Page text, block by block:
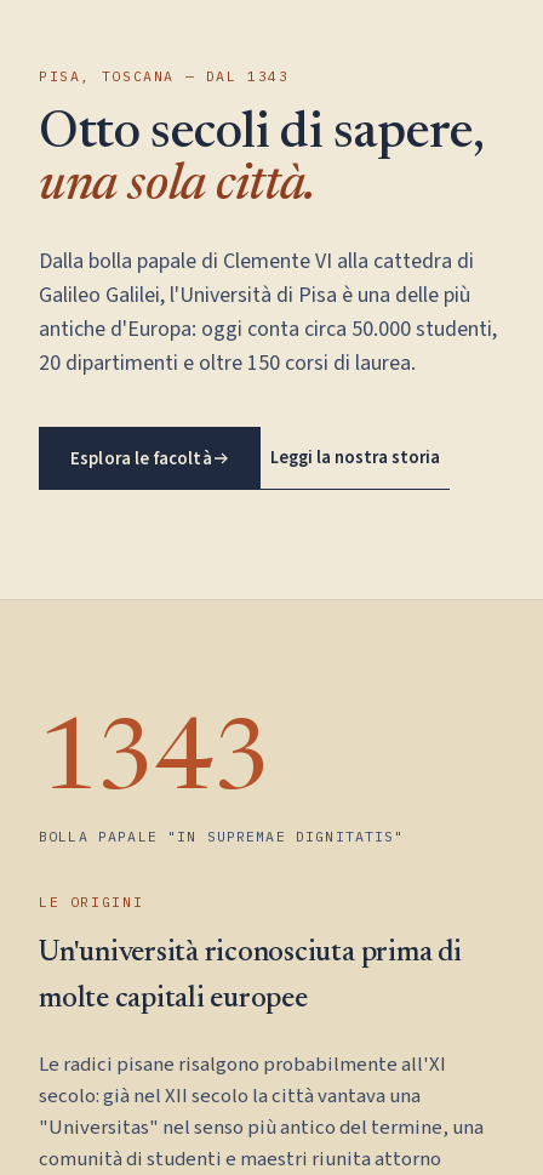
PISA, TOSCANA — DAL 1343
Otto secoli di sapere,
una sola città.
Dalla bolla papale di Clemente VI alla cattedra di
Galileo Galilei, l'Università di Pisa è una delle più
antiche d'Europa: oggi conta circa 50.000 studenti,
20 dipartimenti e oltre 150 corsi di laurea.
Esplora le facoltà Leggi la nostra storia
1343
BOLLA PAPALE "IN SUPREMAE DIGNITATIS"
LE ORIGINI
Un'università riconosciuta prima di
molte capitali europee
Le radici pisane risalgono probabilmente all'XI
secolo: già nel XII secolo la città vantava una
"Universitas" nel senso più antico del termine, una
comunità di studenti e maestri riunita attorno